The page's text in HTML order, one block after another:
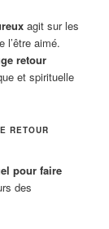
agit sur les
l’être aimé.
retour
et spirituelle
RETOUR
pour faire
des